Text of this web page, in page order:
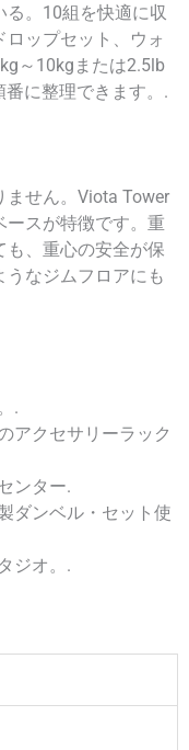
。10組を快適に収
ップセット、ウォ
～10kgまたは2.5lb
に整理できます。.
せん。Viota Tower
ースが特徴です。重
も、重心の安全が保
なジムフロアにも
.
アクセサリーラック
ンター.
ダンベル・セット使
ジオ。.